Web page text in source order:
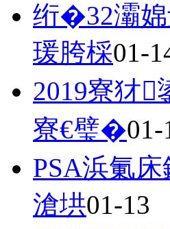
绗�32灞
瑗胯棌01-
2019寮犲
寮€璧�01-
PSA浜氭
滄垬01-13